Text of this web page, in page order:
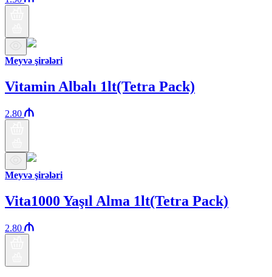
Meyvə şirələri
Vitamin Albalı 1lt(Tetra Pack)
2.80
Meyvə şirələri
Vita1000 Yaşıl Alma 1lt(Tetra Pack)
2.80